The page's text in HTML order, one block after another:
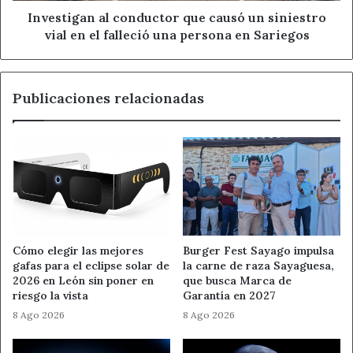
falleció
Sariegos
Investigan al conductor que causó un siniestro
vial en el falleció una persona en Sariegos
Publicaciones relacionadas
Cómo elegir las mejores
gafas para el eclipse solar de
2026 en León sin poner en
riesgo la vista
8 Ago 2026
Burger Fest Sayago impulsa
la carne de raza Sayaguesa,
que busca Marca de
Garantía en 2027
8 Ago 2026